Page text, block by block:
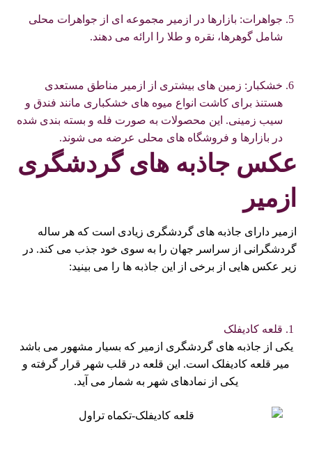
جواهرات: بازارها در ازمیر مجموعه ای از جواهرات محلی
شامل گوهرها، نقره و طلا را ارائه می دهند.
خشکبار: زمین های بیشتری از ازمیر مناطق مستعدی
هستنذ برای کاشت انواع میوه های خشکباری مانند فندق و
سیب زمینی. این محصولات به صورت فله و بسته بندی شده
در بازارها و فروشگاه های محلی عرضه می شوند.
عکس جاذبه های گردشگری
ازمیر
ازمیر دارای جاذبه های گردشگری زیادی است که هر ساله
گردشگرانی از سراسر جهان را به سوی خود جذب می کند. در
زیر عکس هایی از برخی از این جاذبه ها را می بینید:
قلعه کادیفلک
یکی از جاذبه های گردشگری ازمیر که بسیار مشهور می باشد
میر قلعه کادیفلک است. این قلعه در قلب شهر قرار گرفته و
یکی از نمادهای شهر به شمار می آید.